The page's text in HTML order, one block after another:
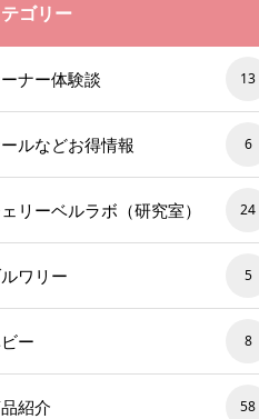
ゴリー
ナー体験談 13
ルなどお得情報 6
リーベルラボ（研究室） 24
ワリー 5
ー 8
紹介 58